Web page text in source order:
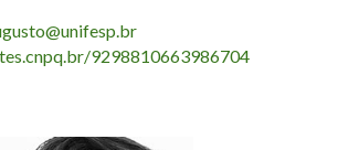
9298810663986704